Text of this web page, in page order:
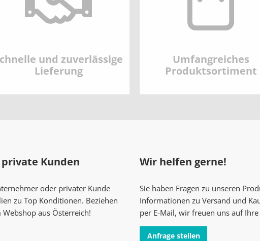
und zuverlässige
Lieferung
Umfangreiches
Produktsortiment
Kunden
oder privater Kunde
zu Top Konditionen. Beziehen
aus Österreich!
Wir helfen gerne!
Sie haben Fragen zu unseren
Informationen zu Versand und
per E-Mail, wir freuen uns auf Ihre
Anfrage stellen